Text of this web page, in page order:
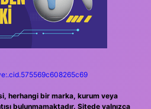
herhangi bir marka, kurum veya
bulunmamaktadır. Sitede yalnızca